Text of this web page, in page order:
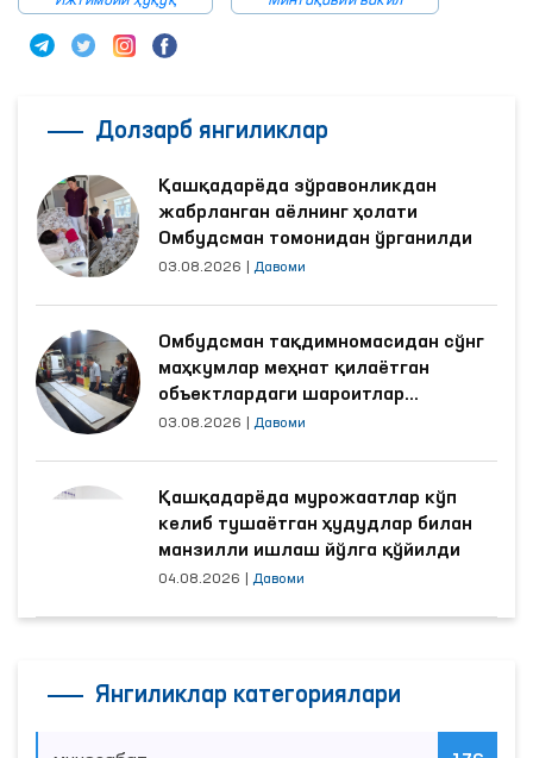
Долзарб янгиликлар
Қашқадарёда зўравонликдан
жабрланган аёлнинг ҳолати
Омбудсман томонидан ўрганилди
03.08.2026 Давоми
Омбудсман тақдимномасидан сўнг
маҳкумлар меҳнат қилаётган
объектлардаги шароитлар
яхшиланди
03.08.2026 Давоми
Қашқадарёда мурожаатлар кўп
келиб тушаётган ҳудудлар билан
манзилли ишлаш йўлга қўйилди
04.08.2026 Давоми
Янгиликлар категориялари